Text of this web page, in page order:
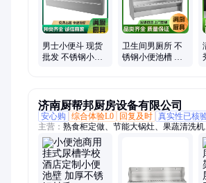
男士小便斗 现货
批发 不锈钢小便
卫生间男厕所 不
锈钢小便池槽 挂
济南厨帮邦厨房设备有限公司
安心购
综合体验L0 回复及时 真实性已核
主营： 熟食柜定做、节能大锅灶、果蔬清洗
堂餐桌椅、燃气蒸饭柜、组合柴火灶、四六
箱、不锈钢水池、酒店设备、厨房设备、煲
机、馒头机、包子机、点菜柜、保温台打饭台
保鲜柜、烧烤炉、油烟净化、电磁灶、电热锅